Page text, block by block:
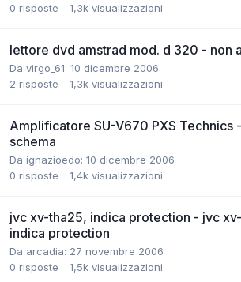
0 risposte 1,3k visualizzazioni
lettore dvd amstrad mod. d 320 - non
Da virgo_61: 10 dicembre 2006
2 risposte 1,3k visualizzazioni
Amplificatore SU-V670 PXS Technics
schema
Da ignazioedo: 10 dicembre 2006
0 risposte 1,4k visualizzazioni
jvc xv-tha25, indica protection - jvc
indica protection
Da arcadia: 27 novembre 2006
0 risposte 1,5k visualizzazioni